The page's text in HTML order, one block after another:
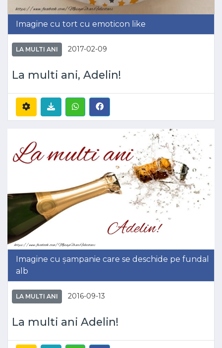
Imagine cu tort cu emoticon like
LA MULTI ANI 2017-02-09
La multi ani, Adelin!
Imagine cu șampanie care se deschide pe fundal
alb
LA MULTI ANI 2016-09-13
La multi ani Adelin!